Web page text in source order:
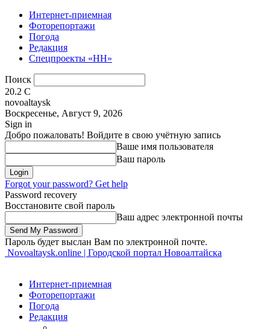
Интернет-приемная
Фоторепортажи
Погода
Редакция
Спецпроекты «НН»
Поиск
20.2 C
novoaltaysk
Воскресенье, Август 9, 2026
Sign in
Добро пожаловать! Войдите в свою учётную запись
Ваше имя пользователя
Ваш пароль
Forgot your password? Get help
Password recovery
Восстановите свой пароль
Ваш адрес электронной почты
Пароль будет выслан Вам по электронной почте.
Novoaltaysk.online | Городской портал Новоалтайска
Интернет-приемная
Фоторепортажи
Погода
Редакция